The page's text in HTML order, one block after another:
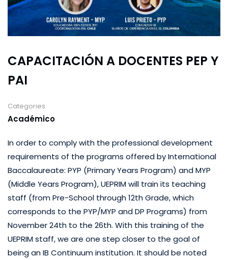
CAPACITACIÓN A DOCENTES PEP Y
PAI
Categories
Académico
In order to comply with the professional development
requirements of the programs offered by International
Baccalaureate: PYP (Primary Years Program) and MYP
(Middle Years Program), UEPRIM will train its teaching
staff (from Pre-School through 12th Grade, which
corresponds to the PYP/MYP and DP Programs) from
November 24th to the 26th. With this training of the
UEPRIM staff, we are one step closer to the goal of
being an IB Continuum institution. It should be noted